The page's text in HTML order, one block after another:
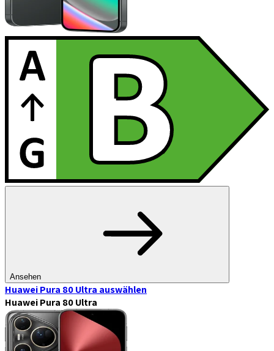
Ansehen
Huawei Pura 80 Ultra auswählen
Huawei Pura 80 Ultra